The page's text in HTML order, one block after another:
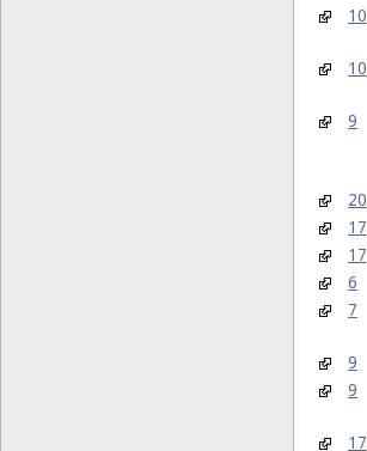
10
10
9
20
17
17
6
7
9
9
17